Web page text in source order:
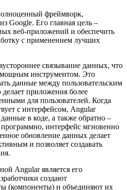
фреймворк,
Google. Его главная цель –
веб-приложений и обеспечить
с применением лучших
связывание данных, что
мощным инструментом. Это
данные между пользовательским
приложения более
для пользователей. Когда
с интерфейсом, Angular
в коде, а также обратно –
интерфейс мгновенно
обновление данных делает
и позволяет создавать
Angular является его
создают
(компоненты) и объединяют их